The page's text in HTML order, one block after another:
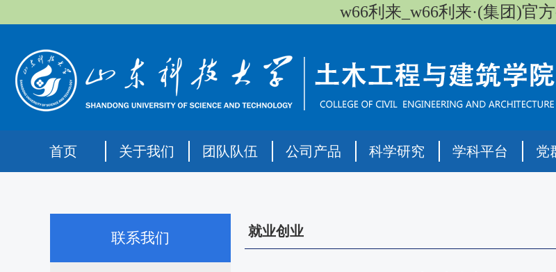
w66利来_w66利来·(集团)官
首页 关于我们 团队队伍 公司产品 科学研究 学科平台 党
联系我们 就业创业